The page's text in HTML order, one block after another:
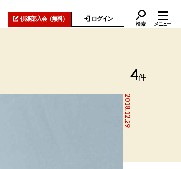
倶楽部入会（無料） ログイン
検索 メニュー
4件
2018.12.29